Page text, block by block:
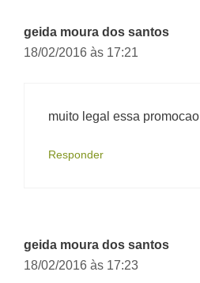
geida moura dos santos
18/02/2016 às 17:21
muito legal essa promocao
Responder
geida moura dos santos
18/02/2016 às 17:23